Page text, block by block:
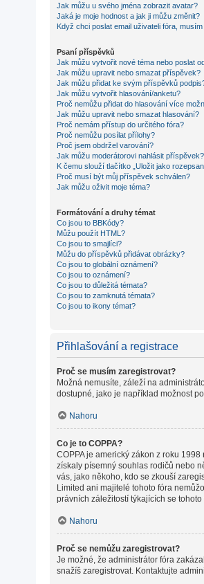
Jak můžu u svého jména zobrazit avatar?
Jaká je moje hodnost a jak ji můžu změnit?
Když chci poslat email uživateli fóra,
Psaní příspěvků
Jak můžu vytvořit nové téma nebo poslat
Jak můžu upravit nebo smazat příspěvek?
Jak můžu přidat ke svým příspěvků
Jak můžu vytvořit hlasování/anketu?
Proč nemůžu přidat do hlasování více
Jak můžu upravit nebo smazat hlasování?
Proč nemám přístup do určitého fóra?
Proč nemůžu posílat přílohy?
Proč jsem obdržel varování?
Jak můžu moderátorovi nahlásit příspěvek?
K čemu slouží tlačítko „Uložit jako
Proč musí být můj příspěvek schválen?
Jak můžu oživit moje téma?
Formátování a druhy témat
Co jsou to BBKódy?
Můžu použít HTML?
Co jsou to smajlíci?
Můžu do příspěvků přidávat obrázky?
Co jsou to globální oznámení?
Co jsou to oznámení?
Co jsou to důležitá témata?
Co jsou to zamknutá témata?
Co jsou to ikony témat?
Přihlašování a registrace
Proč se musím zaregistrovat?
Možná nemusíte, záleží na
dostupné, jako je například možnost
Nahoru
Co je to COPPA?
COPPA je americký zákon z roku
získaly písemný souhlas rodičů nebo
vás, jako někoho, kdo se zkouší
Limited ani majitelé tohoto fóra
právních záležitostí týkajících se tohoto
Nahoru
Proč se nemůžu zaregistrovat?
Je možné, že administrátor fóra
snažíš zaregistrovat. Kontaktujte